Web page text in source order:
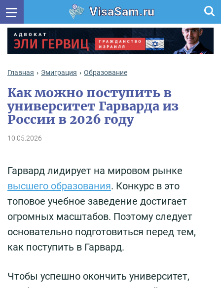
VisaSam.ru
Главная Эмиграция Образование
Как можно поступить в
университет Гарварда из
России в 2026 году
10.05.2026
Гарвард лидирует на мировом рынке
высшего образования. Конкурс в это
топовое учебное заведение достигает
огромных масштабов. Поэтому следует
основательно подготовиться перед тем,
как поступить в Гарвард.
Чтобы успешно окончить университет,